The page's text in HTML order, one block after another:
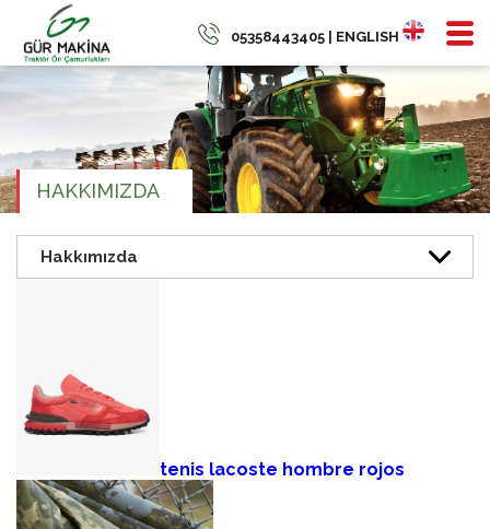
05358443405 | ENGLISH
HAKKIMIZDA
tenis lacoste hombre rojos